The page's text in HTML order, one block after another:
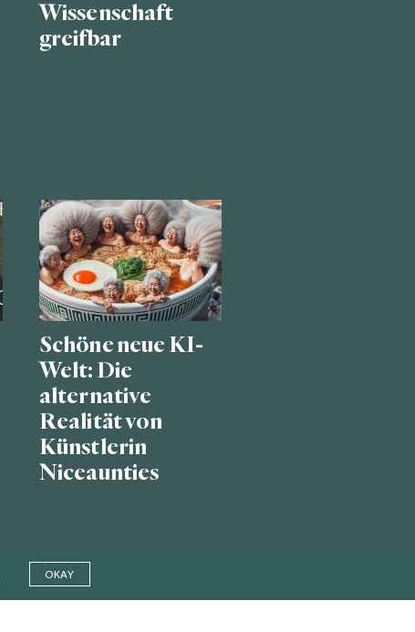
Wissenschaft
greifbar
Schöne neue KI-
Welt: Die
alternative
Realität von
Künstlerin
Niceaunties
OKAY